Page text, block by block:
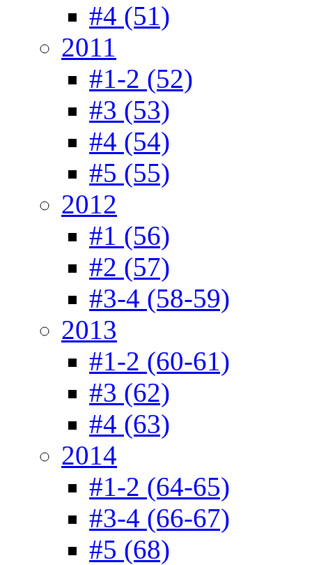
#4 (51)
2011
#1-2 (52)
#3 (53)
#4 (54)
#5 (55)
2012
#1 (56)
#2 (57)
#3-4 (58-59)
2013
#1-2 (60-61)
#3 (62)
#4 (63)
2014
#1-2 (64-65)
#3-4 (66-67)
#5 (68)